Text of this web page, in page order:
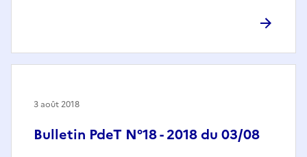
Bulletin PdeT N°18 - 2018 du 03/08
3 août 2018